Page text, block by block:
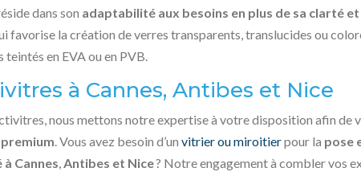
dans son adaptabilité aux besoins en plus de sa clarté et
favorise la création de verres transparents, translucides ou
en EVA ou en PVB.
à Cannes, Antibes et Nice
nous mettons notre expertise à votre disposition afin de
. Vous avez besoin d’unvitrier ou miroitierpour la pose
Cannes,Antibes et Nice? Notre engagement à combler vos